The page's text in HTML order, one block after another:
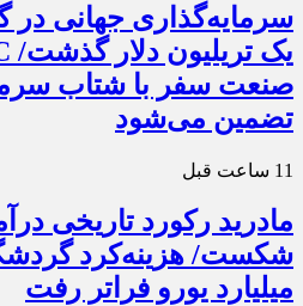
سرمایه‌گذاری جهانی در
صنعت سفر با شتاب
تضمین می‌شود
11 ساعت قبل
مادرید رکورد تاریخی
میلیارد یورو فراتر رفت